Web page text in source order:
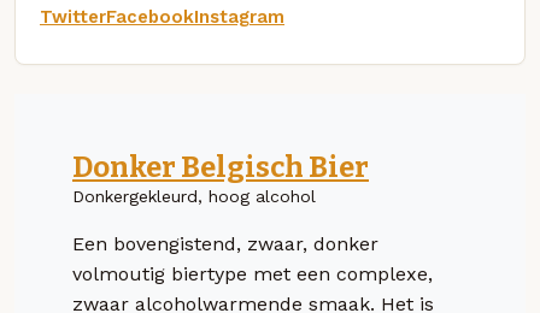
TwitterFacebookInstagram
Donker Belgisch Bier
Donkergekleurd, hoog alcohol
Een bovengistend, zwaar, donker
volmoutig biertype met een complexe,
zwaar alcoholwarmende smaak. Het is